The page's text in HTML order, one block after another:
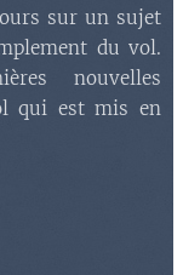
sur un sujet
du vol.
nouvelles
qui est mis en